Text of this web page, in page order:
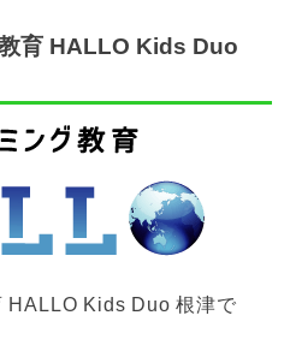
育 HALLO Kids Duo
HALLO Kids Duo 根津で